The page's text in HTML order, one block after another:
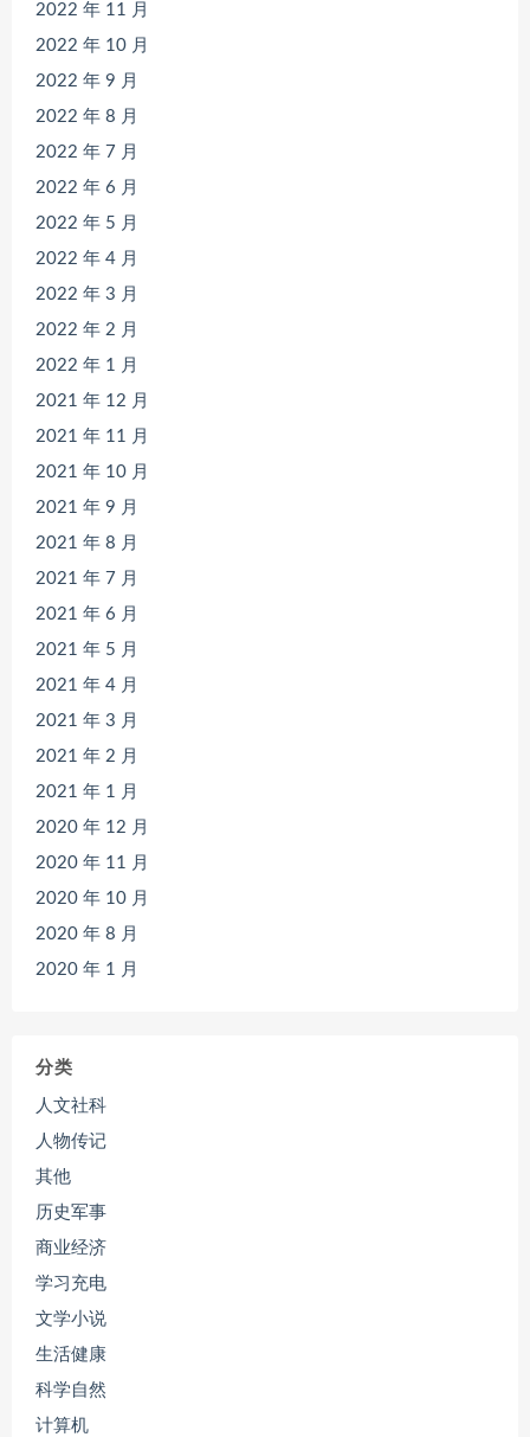
2022 年 11 月
2022 年 10 月
2022 年 9 月
2022 年 8 月
2022 年 7 月
2022 年 6 月
2022 年 5 月
2022 年 4 月
2022 年 3 月
2022 年 2 月
2022 年 1 月
2021 年 12 月
2021 年 11 月
2021 年 10 月
2021 年 9 月
2021 年 8 月
2021 年 7 月
2021 年 6 月
2021 年 5 月
2021 年 4 月
2021 年 3 月
2021 年 2 月
2021 年 1 月
2020 年 12 月
2020 年 11 月
2020 年 10 月
2020 年 8 月
2020 年 1 月
分类
人文社科
人物传记
其他
历史军事
商业经济
学习充电
文学小说
生活健康
科学自然
计算机